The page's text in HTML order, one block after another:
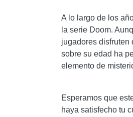
A lo largo de los
la serie Doom.
jugadores disfruten
sobre su edad ha
elemento de
Esperamos que
haya satisfecho tu